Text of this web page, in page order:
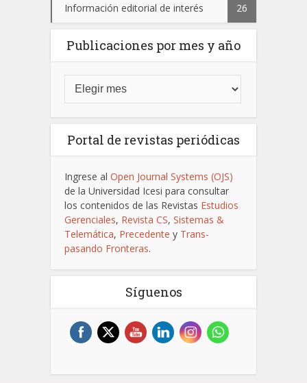
Información editorial de interés 26
Publicaciones por mes y año
Portal de revistas periódicas
Ingrese al Open Journal Systems (OJS)
de la Universidad Icesi para consultar
los contenidos de las Revistas Estudios
Gerenciales, Revista CS, Sistemas &
Telemática, Precedente y Trans-
pasando Fronteras.
Síguenos